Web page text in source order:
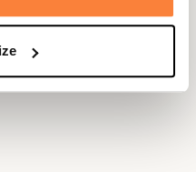
chauds Edmonton pour
froid.